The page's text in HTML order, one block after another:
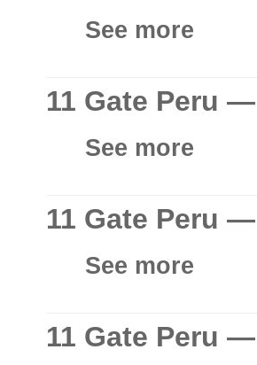
See more
11 Gate Peru
See more
11 Gate Peru
See more
11 Gate Peru